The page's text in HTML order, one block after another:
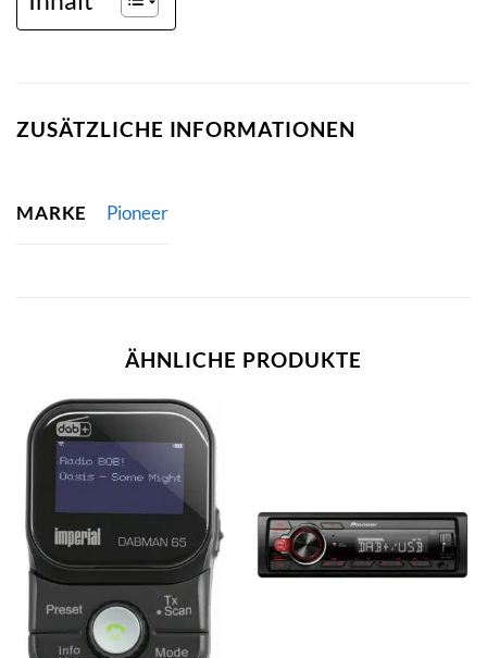
ZUSÄTZLICHE INFORMATIONEN
MARKE Pioneer
ÄHNLICHE PRODUKTE